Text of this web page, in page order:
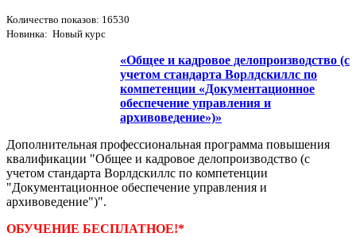
Количество показов: 16530
Новинка: Новый курс
«Общее и кадровое делопроизводство (с
учетом стандарта Ворлдскиллс по
компетенции «Документационное
обеспечение управления и
архивоведение»)»
Дополнительная профессиональная программа повышения
квалификации "Общее и кадровое делопроизводство (с
учетом стандарта Ворлдскиллс по компетенции
"Документационное обеспечение управления и
архивоведение")".
ОБУЧЕНИЕ БЕСПЛАТНОЕ!*